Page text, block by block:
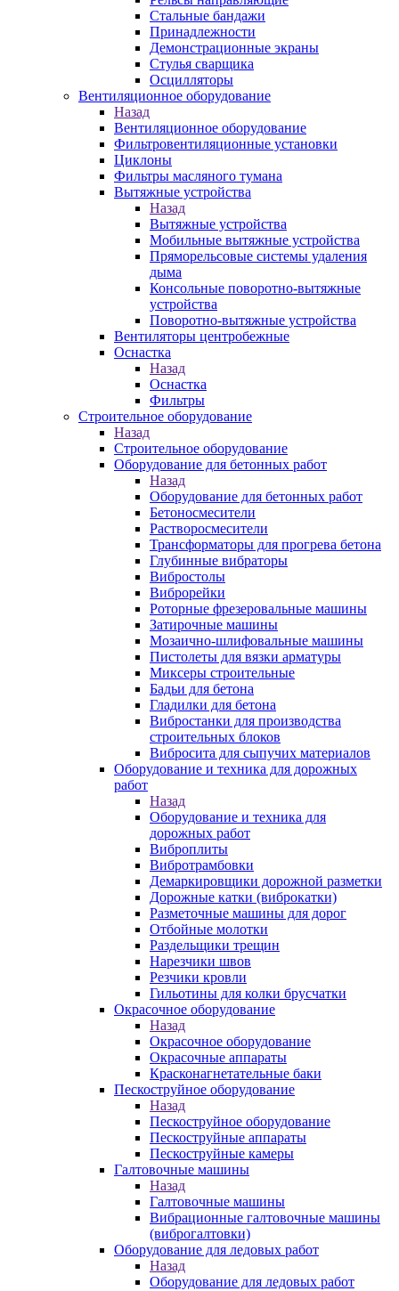
Стальные бандажи
Принадлежности
Демонстрационные экраны
Стулья сварщика
Осцилляторы
Вентиляционное оборудование
Назад
Вентиляционное оборудование
Фильтровентиляционные установки
Циклоны
Фильтры масляного тумана
Вытяжные устройства
Назад
Вытяжные устройства
Мобильные вытяжные устройства
Пряморельсовые системы удаления
дыма
Консольные поворотно-вытяжные
устройства
Поворотно-вытяжные устройства
Вентиляторы центробежные
Оснастка
Назад
Оснастка
Фильтры
Строительное оборудование
Назад
Строительное оборудование
Оборудование для бетонных работ
Назад
Оборудование для бетонных работ
Бетоносмесители
Растворосмесители
Трансформаторы для прогрева бетона
Глубинные вибраторы
Вибростолы
Виброрейки
Роторные фрезеровальные машины
Затирочные машины
Мозаично-шлифовальные машины
Пистолеты для вязки арматуры
Миксеры строительные
Бадьи для бетона
Гладилки для бетона
Вибростанки для производства
строительных блоков
Вибросита для сыпучих материалов
Оборудование и техника для дорожных
работ
Назад
Оборудование и техника для
дорожных работ
Виброплиты
Вибротрамбовки
Демаркировщики дорожной разметки
Дорожные катки (виброкатки)
Разметочные машины для дорог
Отбойные молотки
Раздельщики трещин
Нарезчики швов
Резчики кровли
Гильотины для колки брусчатки
Окрасочное оборудование
Назад
Окрасочное оборудование
Окрасочные аппараты
Красконагнетательные баки
Пескоструйное оборудование
Назад
Пескоструйное оборудование
Пескоструйные аппараты
Пескоструйные камеры
Галтовочные машины
Назад
Галтовочные машины
Вибрационные галтовочные машины
(виброгалтовки)
Оборудование для ледовых работ
Назад
Оборудование для ледовых работ